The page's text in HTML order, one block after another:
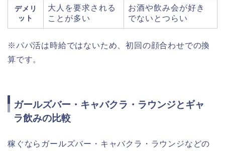
デメリ
ット
大人を要求される
ことが多い
お酒や飲み会が好き
でないとつらい
※パパ活は時給ではないため、初回の顔合わせでの換
算です。
ガールズバー・キャバクラ・ラウンジとギャ
ラ飲みの比較
稼ぐならガールズバー・キャバクラ・ラウンジなどの